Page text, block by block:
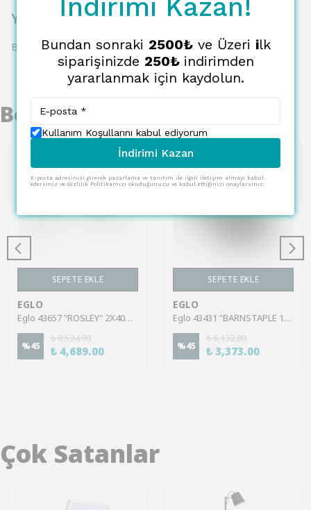
Yorumlar
Bu ürün için henüz yorum yapılmamış.
Benzer Ürünler
SEPETE EKLE
EGLO
Eglo 43657 "ROSLEY" 2X40W Çelik Siyah Sıva Üstü Spot
%45
₺ 8,524.00
₺ 4,689.00
SEPETE EKLE
EGLO
Eglo 43431 "BARNSTAPLE 1" 1X28W Ahşap, Çelik Siyah Sıva Üstü Spot
%45
₺ 6,132.00
₺ 3,373.00
Çok Satanlar
İndirimi Kazan!
Bundan sonraki 2500₺ve Üzeri ilk
siparişinizde 250₺ indirimden
yararlanmak için kaydolun.
Kullanım Koşullarını kabul ediyorum
İndirimi Kazan
E-posta adresinizi girerek pazarlama ve tanıtım ile ilgili iletişim almayı kabul
edersiniz ve Gizlilik Politikamızı okuduğunuzu ve kabul ettiğinizi onaylarsınız.